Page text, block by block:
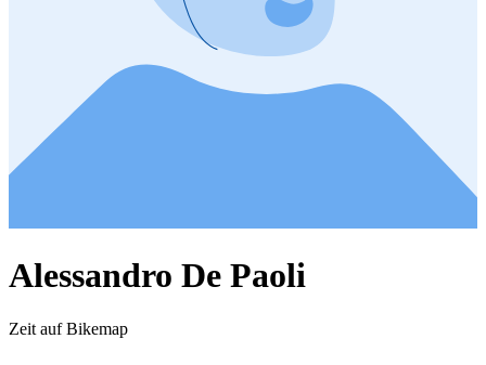
Alessandro De Paoli
Zeit auf Bikemap